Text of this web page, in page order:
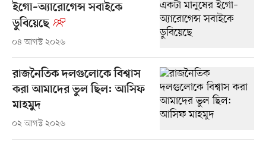
ইগো–অ্যারোগেন্স সবাইকে
ডুবিয়েছে
০৪ আগস্ট ২০২৬
রাজনৈতিক দলগুলোকে বিশ্বাস
করা আমাদের ভুল ছিল: আসিফ
মাহমুদ
০২ আগস্ট ২০২৬